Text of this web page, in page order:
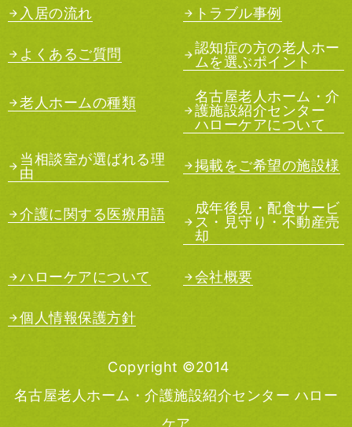
入居の流れ トラブル事例
よくあるご質問
認知症の方の老人ホー
ムを選ぶポイント
老人ホームの種類
名古屋老人ホーム・介
護施設紹介センター
ハローケアについて
当相談室が選ばれる理
由
掲載をご希望の施設様
介護に関する医療用語
成年後見・配食サービ
ス・見守り・不動産売
却
ハローケアについて 会社概要
個人情報保護方針
Copyright ©2014
名古屋老人ホーム・介護施設紹介センター ハロー
ケア